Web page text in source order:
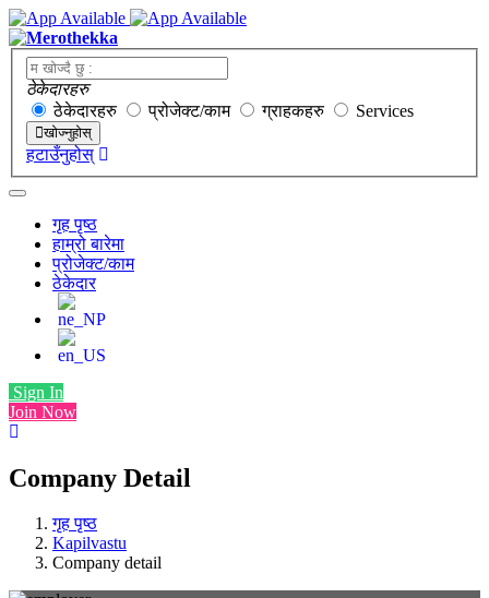
ठेकेदारहरु
ठेकेदारहरु
प्रोजेक्ट/काम ग्राहकहरु Services
खोज्नुहोस्
हटाउँनुहोस्
गृह पृष्ठ
हाम्रो बारेमा
प्रोजेक्ट/काम
ठेकेदार
Sign In
Join Now
Company Detail
गृह पृष्ठ
Kapilvastu
Company detail